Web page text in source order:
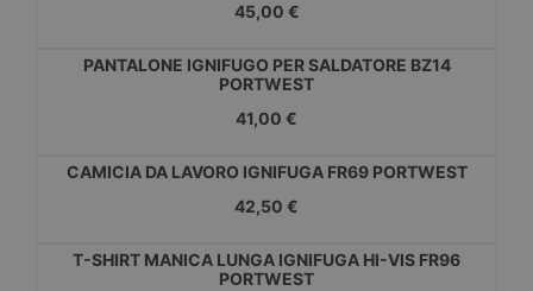
45,00 €
PANTALONE IGNIFUGO PER SALDATORE BZ14
PORTWEST
41,00 €
CAMICIA DA LAVORO IGNIFUGA FR69 PORTWEST
42,50 €
T-SHIRT MANICA LUNGA IGNIFUGA HI-VIS FR96
PORTWEST